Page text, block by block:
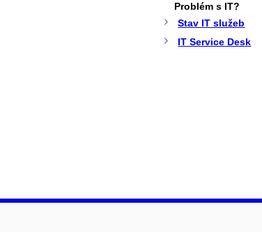
Problém s IT?
Stav IT služeb
IT Service Desk